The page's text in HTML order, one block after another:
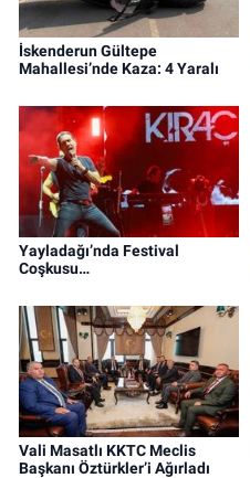
İskenderun Gültepe
Mahallesi’nde Kaza: 4 Yaralı
Yayladağı’nda Festival
Coşkusu…
Vali Masatlı KKTC Meclis
Başkanı Öztürkler’i Ağırladı